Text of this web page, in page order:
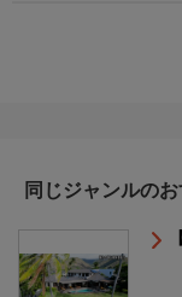
同じジャンルの